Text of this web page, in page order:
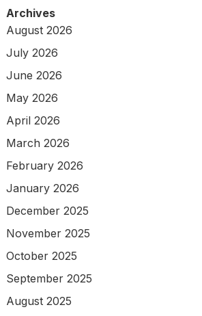
Archives
August 2026
July 2026
June 2026
May 2026
April 2026
March 2026
February 2026
January 2026
December 2025
November 2025
October 2025
September 2025
August 2025